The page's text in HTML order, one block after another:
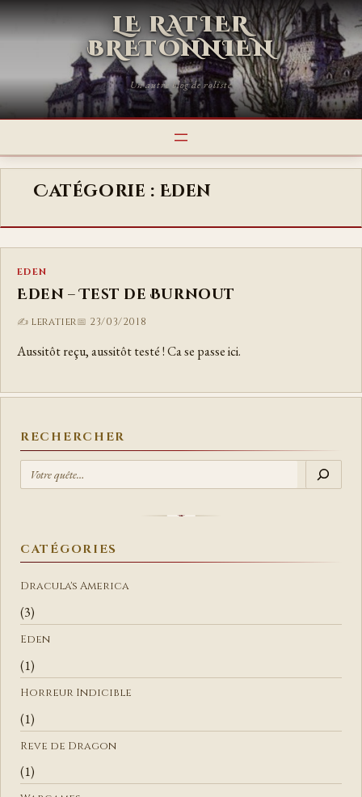
LE RATIER
BRETONNIEN
Un autre blog de roliste
Catégorie : Eden
EDEN
Eden – Test de Burnout
leratier 23/03/2018
Aussitôt reçu, aussitôt testé ! Ca se passe ici.
RECHERCHER
E
E
R
C
H
E
R
CATÉGORIES
Dracula's America
(3)
Eden
(1)
Horreur Indicible
(1)
Reve de Dragon
(1)